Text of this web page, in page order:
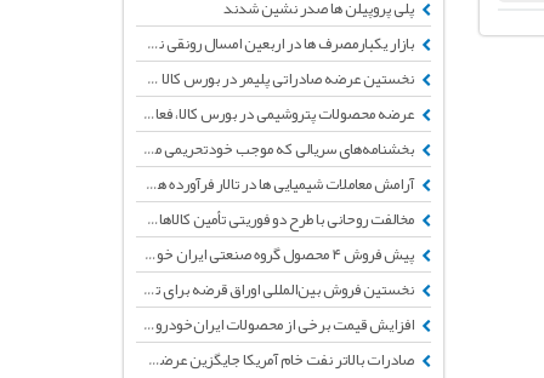
پلی پروپیلن ها صدر نشین شدند
بازار یکبارمصرف ها در اربعین امسال رونقی ندارد
نخستین عرضه صادراتی پلیمر در بورس کالا توسط پتروشیمی مارون
عرضه محصولات پتروشیمی در بورس كالا، فعالیت دلالان را متوقف کرد
بخشنامه‌های سریالی که موجب خودتحریمی می شود
آرامش معاملات شيميايی ها در تالار فرآورده های نفتی
مخالفت روحانی با طرح دو فوریتی تأمین کالاهای اساسی
پیش فروش ۴ محصول گروه صنعتی ایران خودرو از امروز
نخستین فروش بین‌المللی اوراق قرضه برای تامین خرید سهام غول پتروشیمی
افزایش قیمت برخی از محصولات ایران‌خودرو + جدول
صادرات بالاتر نفت خام آمریکا جایگزین عرضه کمتر نفت خام ایران شد